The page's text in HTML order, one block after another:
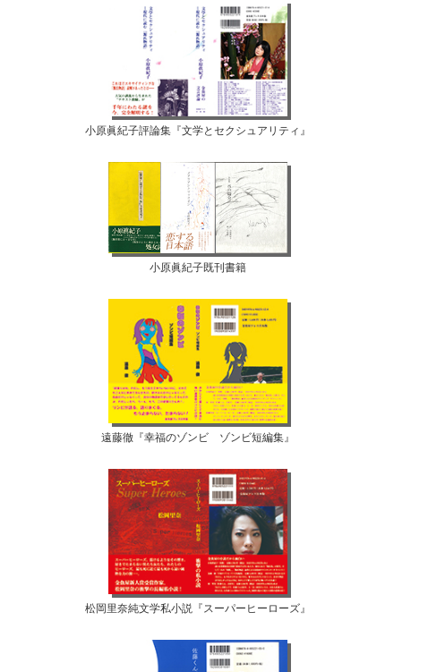
小原眞紀子評論集『文学とセクシュアリティ』
小原眞紀子既刊書籍
遠藤徹『幸福のゾンビ ゾンビ短編集』
松岡里奈純文学私小説『スーパーヒーローズ』